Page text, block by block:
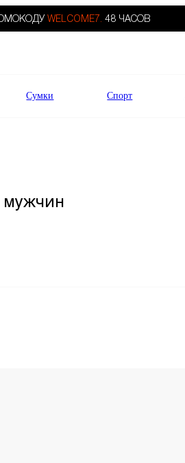
WELCOME7. 48 ЧАСОВ
Сумки Спорт
мужчин